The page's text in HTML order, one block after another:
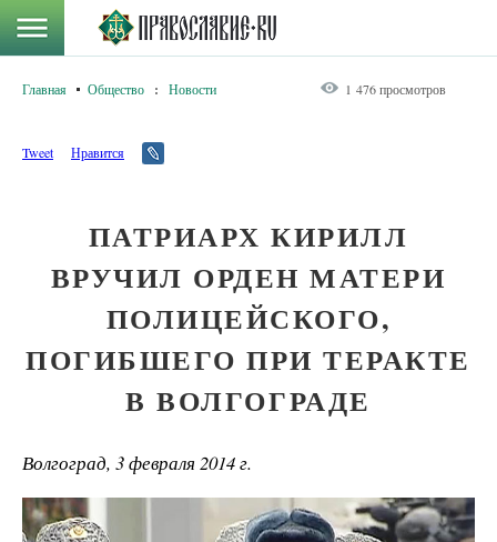
Главная Общество : Новости 1 476 просмотров
Tweet Нравится
ПАТРИАРХ КИРИЛЛ
ВРУЧИЛ ОРДЕН МАТЕРИ
ПОЛИЦЕЙСКОГО,
ПОГИБШЕГО ПРИ ТЕРАКТЕ
В ВОЛГОГРАДЕ
Волгоград, 3 февраля 2014 г.